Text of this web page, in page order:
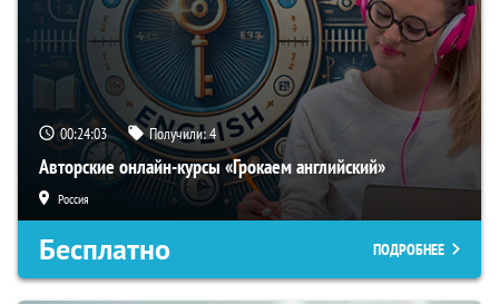
00:24:02 Получили:4
Авторские онлайн-курсы «Грокаем английский»
Россия
Бесплатно ПОДРОБНЕЕ